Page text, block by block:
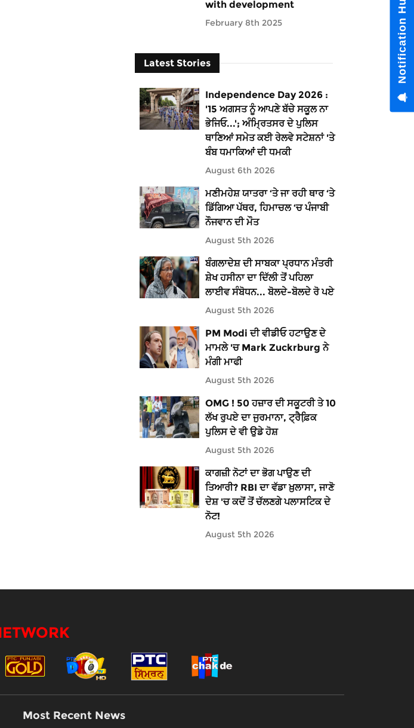
with development
February 8th 2025
Latest Stories
Independence Day 2026 :
'15 ਅਗਸਤ ਨੂੰ ਆਪਣੇ ਬੱਚੇ ਸਕੂਲ ਨਾ
ਭੇਜਿਓ...'; ਅੰਮ੍ਰਿਤਸਰ ਦੇ ਪੁਲਿਸ
ਥਾਣਿਆਂ ਸਮੇਤ ਕਈ ਰੇਲਵੇ ਸਟੇਸ਼ਨਾਂ 'ਤੇ
ਬੰਬ ਧਮਾਕਿਆਂ ਦੀ ਧਮਕੀ
August 6th 2026
ਮਣੀਮਹੇਸ਼ ਯਾਤਰਾ ‘ਤੇ ਜਾ ਰਹੀ ਥਾਰ ‘ਤੇ
ਡਿੱਗਿਆ ਪੱਥਰ, ਹਿਮਾਚਲ ‘ਚ ਪੰਜਾਬੀ
ਨੌਜਵਾਨ ਦੀ ਮੌਤ
August 5th 2026
ਬੰਗਲਾਦੇਸ਼ ਦੀ ਸਾਬਕਾ ਪ੍ਰਧਾਨ ਮੰਤਰੀ
ਸ਼ੇਖ ਹਸੀਨਾ ਦਾ ਦਿੱਲੀ ਤੋਂ ਪਹਿਲਾ
ਲਾਈਵ ਸੰਬੋਧਨ... ਬੋਲਦੇ-ਬੋਲਦੇ ਰੋ ਪਏ
August 5th 2026
PM Modi ਦੀ ਵੀਡੀਓ ਹਟਾਉਣ ਦੇ
ਮਾਮਲੇ 'ਚ Mark Zuckrburg ਨੇ
ਮੰਗੀ ਮਾਫੀ
August 5th 2026
OMG ! 50 ਹਜ਼ਾਰ ਦੀ ਸਕੂਟਰੀ ਤੇ 10
ਲੱਖ ਰੁਪਏ ਦਾ ਜੁਰਮਾਨਾ, ਟ੍ਰੈਫ਼ਿ਼ਕ
ਪੁਲਿਸ ਦੇ ਵੀ ਉਡੇ ਹੋਸ਼
August 5th 2026
ਕਾਗਜ਼ੀ ਨੋਟਾਂ ਦਾ ਭੋਗ ਪਾਉਣ ਦੀ
ਤਿਆਰੀ? RBI ਦਾ ਵੱਡਾ ਖ਼ੁਲਾਸਾ, ਜਾਣੋ
ਦੇਸ਼ 'ਚ ਕਦੋਂ ਤੋਂ ਚੱਲਣਗੇ ਪਲਾਸਟਿਕ ਦੇ
ਨੋਟ!
August 5th 2026
Most Recent News
Notification Hub